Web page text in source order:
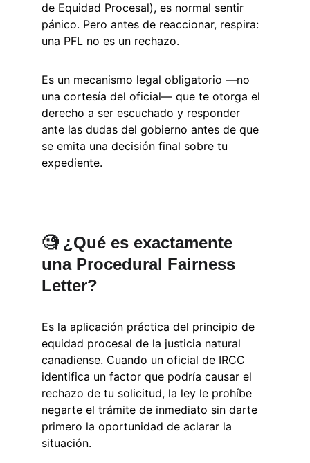
de Equidad Procesal), es normal sentir
pánico. Pero antes de reaccionar, respira:
una PFL no es un rechazo.
Es un mecanismo legal obligatorio —no
una cortesía del oficial— que te otorga el
derecho a ser escuchado y responder
ante las dudas del gobierno antes de que
se emita una decisión final sobre tu
expediente.
🧐 ¿Qué es exactamente
una Procedural Fairness
Letter?
Es la aplicación práctica del principio de
equidad procesal de la justicia natural
canadiense. Cuando un oficial de IRCC
identifica un factor que podría causar el
rechazo de tu solicitud, la ley le prohíbe
negarte el trámite de inmediato sin darte
primero la oportunidad de aclarar la
situación.